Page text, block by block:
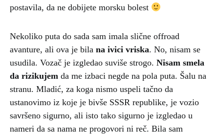
postavila, da ne dobijete morsku bolest
Nekoliko puta do sada sam imala slične offroad
avanture, ali ova je bila na ivici vriska. No, nisam se
usudila. Vozač je izgledao suviše strogo. Nisam smela
da rizikujem da me izbaci negde na pola puta. Šalu na
stranu. Mladić, za koga nismo uspeli tačno da
ustanovimo iz koje je bivše SSSR republike, je vozio
savršeno sigurno, ali isto tako sigurno je izgledao u
nameri da sa nama ne progovori ni reč. Bila sam